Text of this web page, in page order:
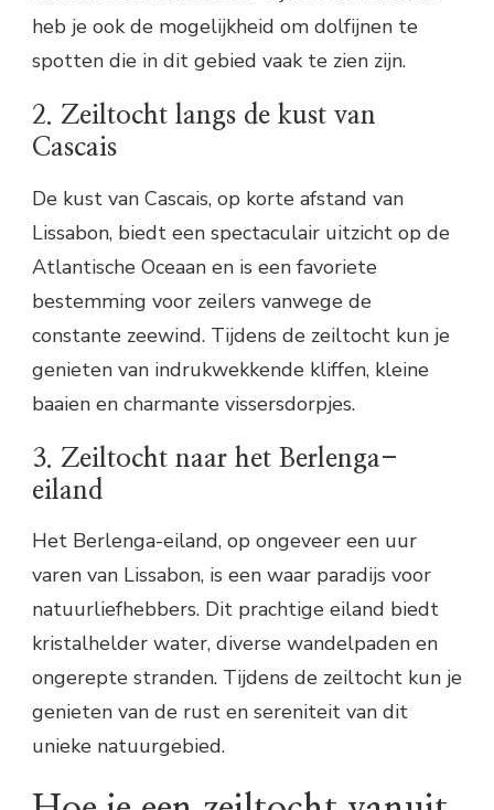
heb je ook de mogelijkheid om dolfijnen te
spotten die in dit gebied vaak te zien zijn.
2. Zeiltocht langs de kust van
Cascais
De kust van Cascais, op korte afstand van
Lissabon, biedt een spectaculair uitzicht op de
Atlantische Oceaan en is een favoriete
bestemming voor zeilers vanwege de
constante zeewind. Tijdens de zeiltocht kun je
genieten van indrukwekkende kliffen, kleine
baaien en charmante vissersdorpjes.
3. Zeiltocht naar het Berlenga-
eiland
Het Berlenga-eiland, op ongeveer een uur
varen van Lissabon, is een waar paradijs voor
natuurliefhebbers. Dit prachtige eiland biedt
kristalhelder water, diverse wandelpaden en
ongerepte stranden. Tijdens de zeiltocht kun je
genieten van de rust en sereniteit van dit
unieke natuurgebied.